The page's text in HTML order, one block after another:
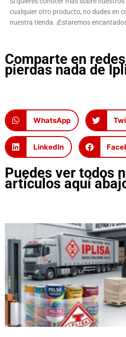
cualquier otro producto, no dudes en
nuestra tienda. ¡Estaremos
Comparte en
pierdas nada de
WhatsApp
LinkedIn
Puedes ver todos
artículos aquí